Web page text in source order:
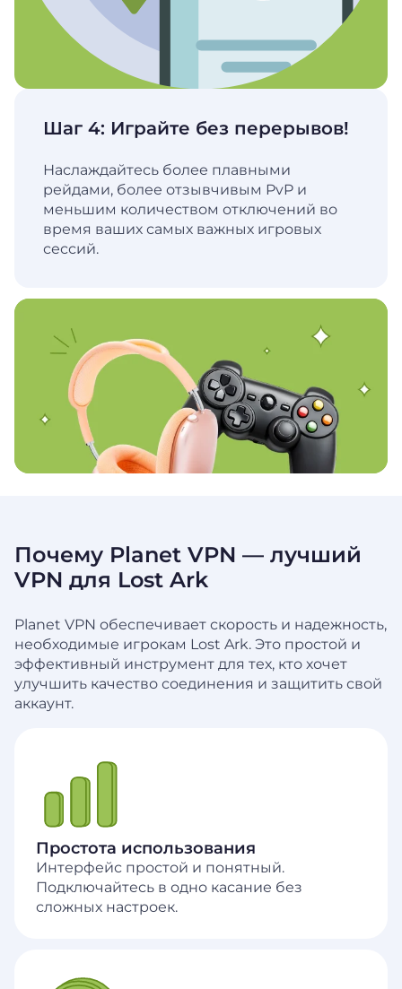
Шаг 4: Играйте без перерывов!
Наслаждайтесь более плавными
рейдами, более отзывчивым PvP и
меньшим количеством отключений во
время ваших самых важных игровых
сессий.
Почему Planet VPN — лучший
VPN для Lost Ark
Planet VPN обеспечивает скорость и надежность,
необходимые игрокам Lost Ark. Это простой и
эффективный инструмент для тех, кто хочет
улучшить качество соединения и защитить свой
аккаунт.
Простота использования
Интерфейс простой и понятный.
Подключайтесь в одно касание без
сложных настроек.